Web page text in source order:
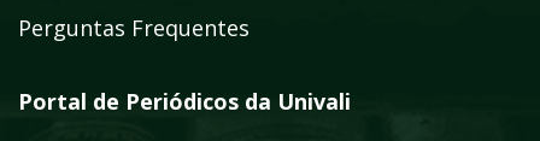
Perguntas Frequentes
Portal de Periódicos da Univali